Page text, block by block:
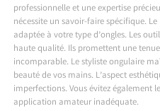
professionnelle et une expertise
nécessite un savoir-faire spécifique.
adaptée à votre type d’ongles. Les
haute qualité. Ils promettent une
incomparable. Le styliste ongulaire
beauté de vos mains. L’aspect
imperfections. Vous évitez également
application amateur inadéquate.